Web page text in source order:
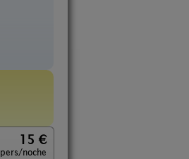
15 €
pers/noche